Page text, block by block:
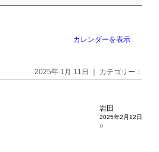
カレンダーを表示
2025年 1月 11日 ｜ カテゴリー：
岩田
2025年2月12日
»